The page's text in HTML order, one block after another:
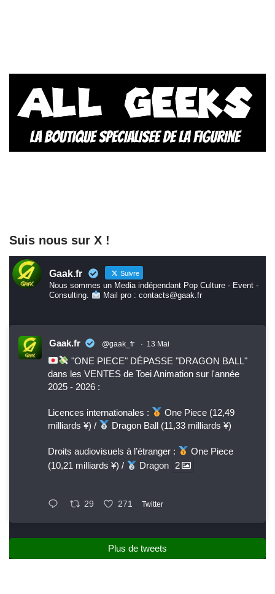
Suis nous sur X !
Gaak.fr Suivre
Nous sommes un Media indépendant Pop Culture - Event -
Consulting.
Mail pro : contacts@gaak.fr
Gaak.fr @gaak_fr · 13 Mai
"ONE PIECE" DÉPASSE "DRAGON BALL"
dans les VENTES de Toei Animation sur l'année
2025 - 2026 :
Licences internationales :
One Piece (12,49
milliards ¥) /
Dragon Ball (11,33 milliards ¥)
Droits audiovisuels à l’étranger :
One Piece
(10,21 milliards ¥) /
Dragon 2
29 271 Twitter
Plus de tweets